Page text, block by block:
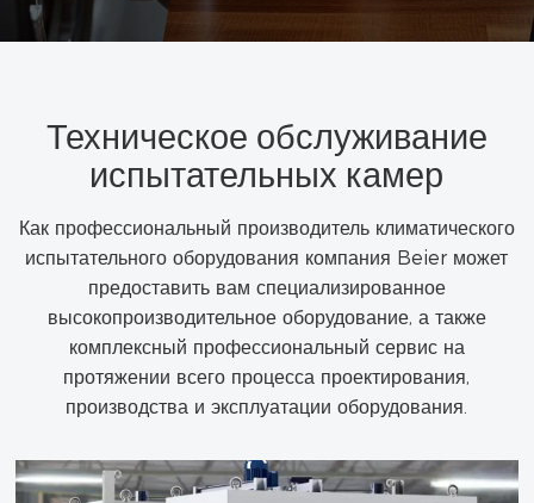
Техническое обслуживание
испытательных камер
Как профессиональный производитель климатического
испытательного оборудования компания Beier может
предоставить вам специализированное
высокопроизводительное оборудование, а также
комплексный профессиональный сервис на
протяжении всего процесса проектирования,
производства и эксплуатации оборудования.